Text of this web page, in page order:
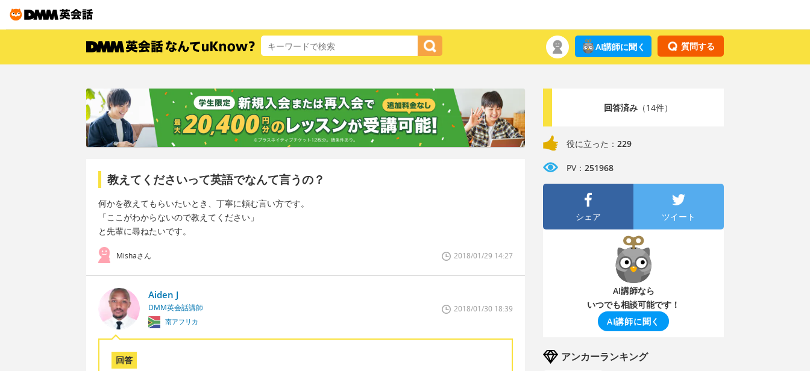
質問する
AI講師に聞く
教えてくださいって英語でなんて言うの？
何かを教えてもらいたいとき、丁寧に頼む言い方です。
「ここがわからないので教えてください」
と先輩に尋ねたいです。
Mishaさん 2018/01/29 14:27
Aiden J
DMM英会話講師
南アフリカ
2018/01/30 18:39
回答
回答済み（14件）
役に立った： 229
PV： 251968
シェア ツイート
AI講師なら
いつでも相談可能です！
AI講師に聞く
アンカーランキング